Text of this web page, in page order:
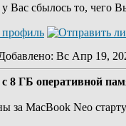
Вас сбылось то, чего
: Вс Апр 19,
8 ГБ оперативной
за MacBook Neo